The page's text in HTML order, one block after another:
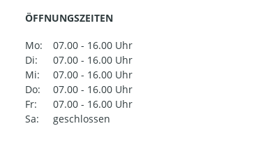
ÖFFNUNGSZEITEN
Mo:
07.00 - 16.00 Uhr
Di:
07.00 - 16.00 Uhr
Mi:
07.00 - 16.00 Uhr
Do:
07.00 - 16.00 Uhr
Fr:
07.00 - 16.00 Uhr
Sa:
geschlossen